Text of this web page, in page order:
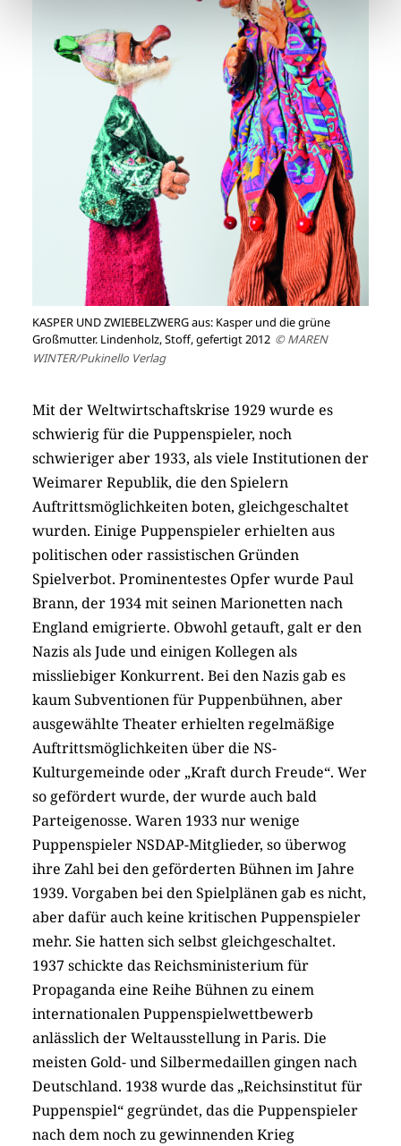
KASPER UND ZWIEBELZWERG aus: Kasper und die grüne
Großmutter. Lindenholz, Stoff, gefertigt 2012 © MAREN
WINTER/Pukinello Verlag
Mit der Weltwirtschaftskrise 1929 wurde es
schwierig für die Puppenspieler, noch
schwieriger aber 1933, als viele Institutionen der
Weimarer Republik, die den Spielern
Auftrittsmöglichkeiten boten, gleichgeschaltet
wurden. Einige Puppenspieler erhielten aus
politischen oder rassistischen Gründen
Spielverbot. Prominentestes Opfer wurde Paul
Brann, der 1934 mit seinen Marionetten nach
England emigrierte. Obwohl getauft, galt er den
Nazis als Jude und einigen Kollegen als
missliebiger Konkurrent. Bei den Nazis gab es
kaum Subventionen für Puppenbühnen, aber
ausgewählte Theater erhielten regelmäßige
Auftrittsmöglichkeiten über die NS-
Kulturgemeinde oder „Kraft durch Freude“. Wer
so gefördert wurde, der wurde auch bald
Parteigenosse. Waren 1933 nur wenige
Puppenspieler NSDAP-Mitglieder, so überwog
ihre Zahl bei den geförderten Bühnen im Jahre
1939. Vorgaben bei den Spielplänen gab es nicht,
aber dafür auch keine kritischen Puppenspieler
mehr. Sie hatten sich selbst gleichgeschaltet.
1937 schickte das Reichsministerium für
Propaganda eine Reihe Bühnen zu einem
internationalen Puppenspielwettbewerb
anlässlich der Weltausstellung in Paris. Die
meisten Gold- und Silbermedaillen gingen nach
Deutschland. 1938 wurde das „Reichsinstitut für
Puppenspiel“ gegründet, das die Puppenspieler
nach dem noch zu gewinnenden Krieg